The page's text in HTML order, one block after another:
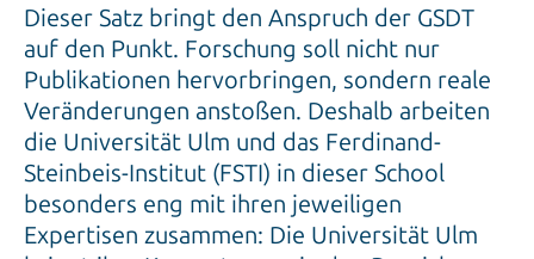
Dieser Satz bringt den Anspruch der GSDT
auf den Punkt. Forschung soll nicht nur
Publikationen hervorbringen, sondern reale
Veränderungen anstoßen. Deshalb arbeiten
die Universität Ulm und das Ferdinand-
Steinbeis-Institut (FSTI) in dieser School
besonders eng mit ihren jeweiligen
Expertisen zusammen: Die Universität Ulm